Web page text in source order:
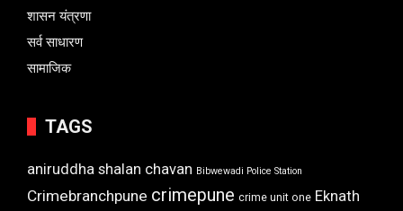
शासन यंत्रणा
सर्व साधारण
सामाजिक
TAGS
aniruddha shalan chavan Bibwewadi Police Station
Crimebranchpune crimepune crime unit one Eknath